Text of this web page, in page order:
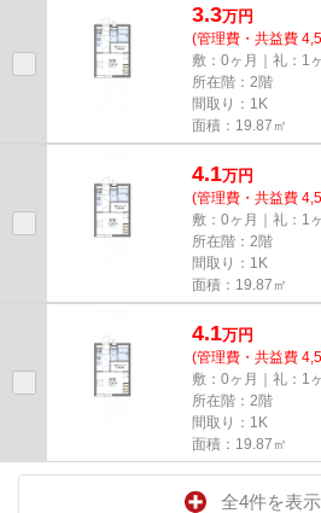
3.3万円
(管理費・共益費
敷：0ヶ月｜礼：1
所在階：2階
間取り：1K
面積：19.87㎡
4.1万円
(管理費・共益費
敷：0ヶ月｜礼：1
所在階：2階
間取り：1K
面積：19.87㎡
4.1万円
(管理費・共益費
敷：0ヶ月｜礼：1
所在階：2階
間取り：1K
面積：19.87㎡
全4件を表